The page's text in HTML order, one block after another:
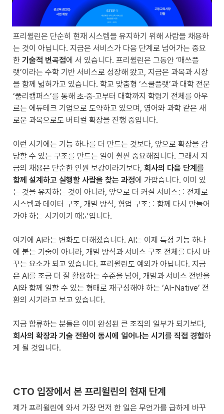
프리윌린은 단순히 현재 시스템을 유지하기 위해 사람을 채용하
는 것이 아닙니다. 지금은 서비스가 다음 단계로 넘어가는 중요
한 기술적 변곡점에 서 있습니다. 프리윌린은 그동안 ‘매쓰플
랫’이라는 수학 기반 서비스로 성장해 왔고, 지금은 과목과 시장
을 함께 넓혀가고 있습니다. 학교 맞춤형 ‘스쿨플랫’과 대학 전문
‘풀리캠퍼스’를 통해 초·중·고부터 대학까지 학령기 전체를 아우
르는 에듀테크 기업으로 도약하고 있으며, 영어와 과학 같은 새
로운 과목으로도 버티컬 확장을 진행 중입니다.
이런 시기에는 기능 하나를 더 만드는 것보다, 앞으로 확장을 감
당할 수 있는 구조를 만드는 일이 훨씬 중요해집니다. 그래서 지
금의 채용은 단순한 인원 보강이라기보다, 회사의 다음 단계를
함께 설계하고 실행할 사람을 찾는 과정에 가깝습니다. 이미 있
는 것을 유지하는 것이 아니라, 앞으로 더 커질 서비스를 전제로
시스템과 데이터 구조, 개발 방식, 협업 구조를 함께 다시 만들어
가야 하는 시기이기 때문입니다.
여기에 AI라는 변화도 더해졌습니다. AI는 이제 특정 기능 하나
에 붙는 기술이 아니라, 개발 방식과 서비스 구조 전체를 다시 바
꾸는 요소가 되고 있습니다. 프리윌린도 예외가 아닙니다. 지금
은 AI를 조금 더 잘 활용하는 수준을 넘어, 개발과 서비스 전반을
AI와 함께 일할 수 있는 형태로 재구성해야 하는 ‘AI-Native’ 전
환의 시기라고 보고 있습니다.
회사의 확장과 기술 전환이 동시에 일어나는 시기를 직접 경험하
게 될 것입니다.
CTO 입장에서 본 프리윌린의 현재 단계
제가 프리윌린에 와서 가장 먼저 한 일은 무언가를 급하게 바꾸